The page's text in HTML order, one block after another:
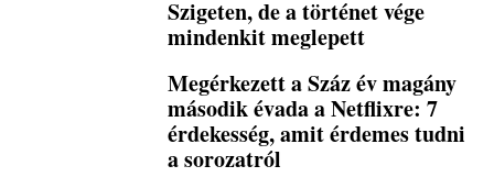
Szigeten, de a történet vége
mindenkit meglepett
Megérkezett a Száz év magány
második évada a Netflixre: 7
érdekesség, amit érdemes tudni
a sorozatról